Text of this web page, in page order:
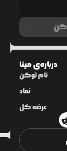
کن
درباره‌یمینا
نام توکن
نماد
عرضه کل